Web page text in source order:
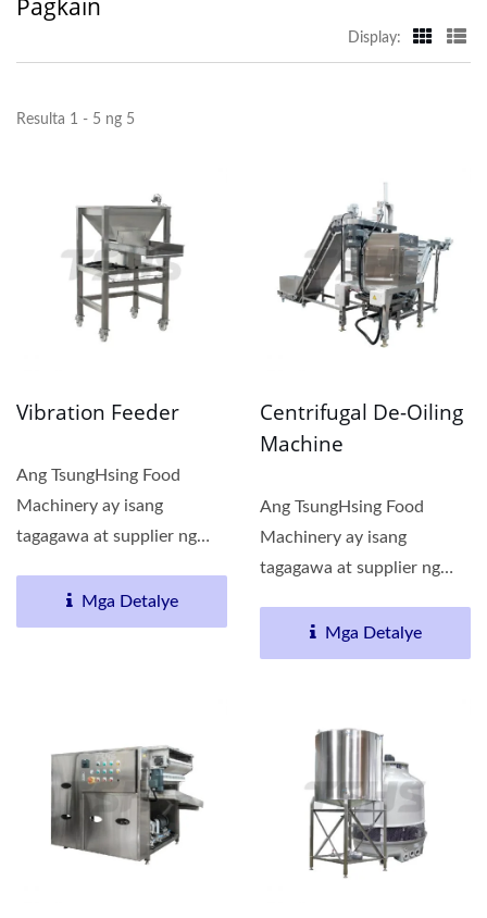
Pagkain
Display:
Resulta 1 - 5 ng 5
Vibration Feeder
Ang TsungHsing Food
Machinery ay isang
tagagawa at supplier ng
Ang TsungHsing...
Mga Detalye
Centrifugal De-Oiling
Machine
Ang TsungHsing Food
Machinery ay isang
tagagawa at supplier ng
machine....Mga Detalye